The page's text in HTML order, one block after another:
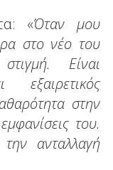
«Όταν μου
στο νέο του
Είναι
εξαιρετικός
στην
του.
ανταλλαγή